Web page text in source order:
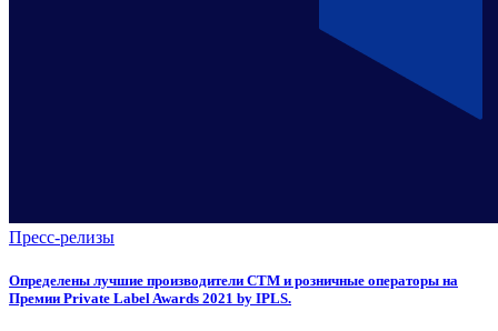
Пресс-релизы
Определены лучшие производители СТМ и розничные операторы на
Премии Private Label Awards 2021 by IPLS.